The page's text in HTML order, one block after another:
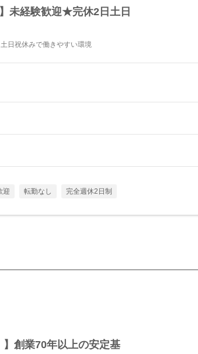
未経験歓迎★完休2日土日
日祝休みで働きやすい環境
迎 転勤なし 完全週休2日制
】創業70年以上の安定基